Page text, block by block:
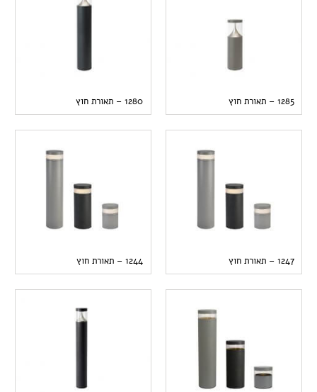
1285 – תאורת חוץ 1280 – תאורת חוץ
1247 – תאורת חוץ 1244 – תאורת חוץ